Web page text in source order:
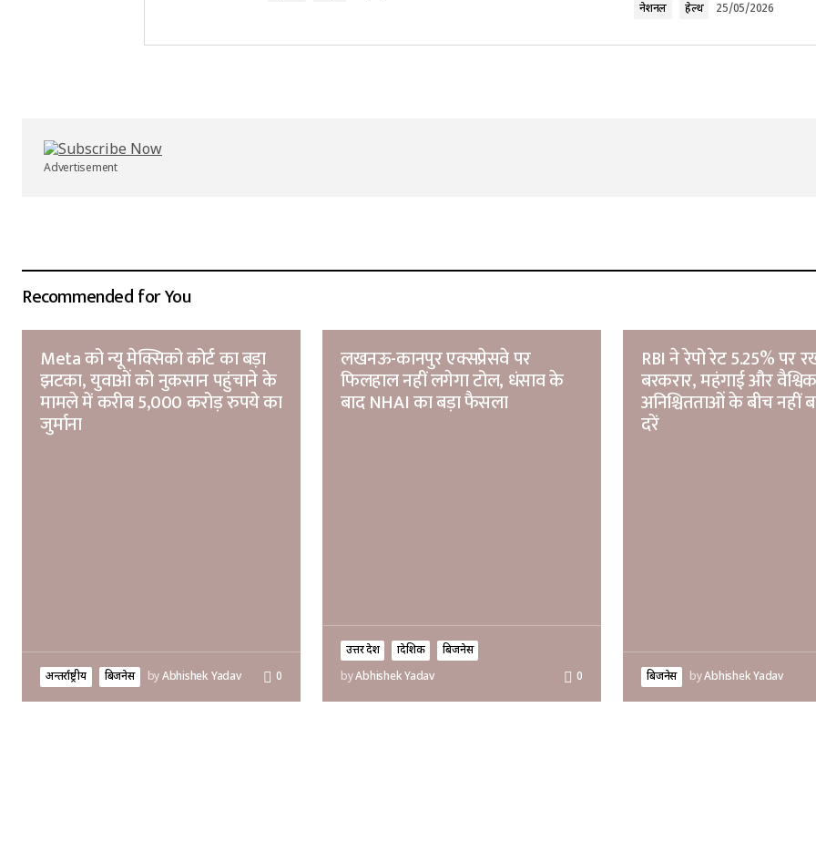
नेशनल हेल्थ 25/05/2026
Advertisement
Recommended for You
Meta को न्यू मेक्सिको कोर्ट का बड़ा
झटका, युवाओं को नुकसान पहुंचाने के
मामले में करीब 5,000 करोड़ रुपये का
जुर्माना
अन्तर्राष्ट्रीय बिजनेस byAbhishek Yadav 0
लखनऊ-कानपुर एक्सप्रेसवे पर
फिलहाल नहीं लगेगा टोल, धंसाव के
बाद NHAI का बड़ा फैसला
उत्तर प्रदेश प्रादेशिक
बिजनेस
byAbhishek Yadav 0
RBI ने रेपो रेट 5.25% पर
बरकरार, महंगाई और वैश्विक
अनिश्चितताओं के बीच नहीं
दरें
बिजनेस byAbhishek Yadav